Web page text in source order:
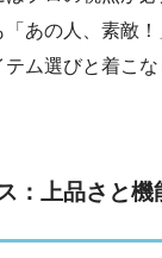
「あの人、素敵
ム選びと着こ
：上品さと機